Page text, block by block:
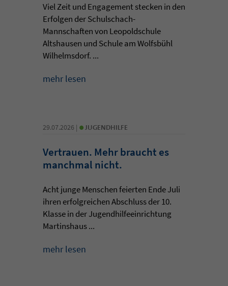
Viel Zeit und Engagement stecken in den
Erfolgen der Schulschach-
Mannschaften von Leopoldschule
Altshausen und Schule am Wolfsbühl
Wilhelmsdorf. ...
mehr lesen
29.07.2026 | • JUGENDHILFE
Vertrauen. Mehr braucht es
manchmal nicht.
Acht junge Menschen feierten Ende Juli
ihren erfolgreichen Abschluss der 10.
Klasse in der Jugendhilfeeinrichtung
Martinshaus ...
mehr lesen